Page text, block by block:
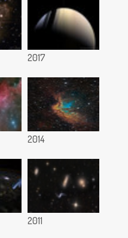
2017
2014
2011